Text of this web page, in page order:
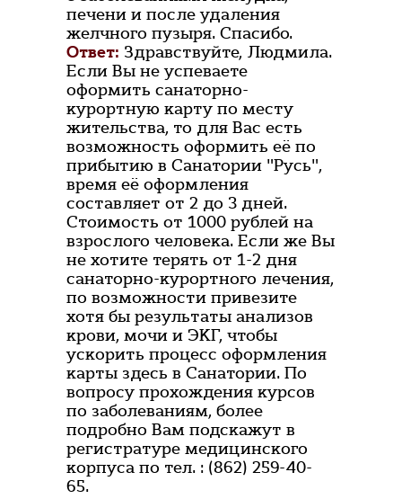
печени и после удаления
желчного пузыря. Спасибо.
Ответ: Здравствуйте, Людмила.
Если Вы не успеваете
оформить санаторно-
курортную карту по месту
жительства, то для Вас есть
возможность оформить её по
прибытию в Санатории "Русь",
время её оформления
составляет от 2 до 3 дней.
Стоимость от 1000 рублей на
взрослого человека. Если же Вы
не хотите терять от 1-2 дня
санаторно-курортного лечения,
по возможности привезите
хотя бы результаты анализов
крови, мочи и ЭКГ, чтобы
ускорить процесс оформления
карты здесь в Санатории. По
вопросу прохождения курсов
по заболеваниям, более
подробно Вам подскажут в
регистратуре медицинского
корпуса по тел. : (862) 259-40-
65.